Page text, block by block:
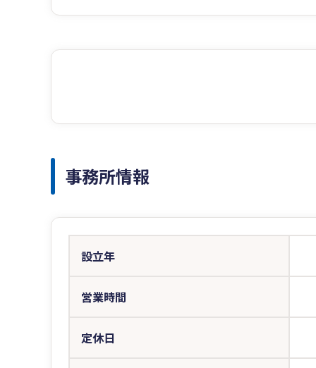
事務所情報
設立年
営業時間
定休日